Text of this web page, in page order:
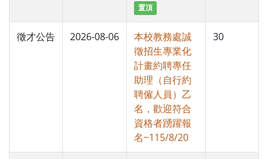
置頂
徵才公告 2026-08-06
本校教務處誠
徵招生專業化
計畫約聘專任
助理（自行約
聘僱人員）乙
名，歡迎符合
資格者踴躍報
名~115/8/20
30